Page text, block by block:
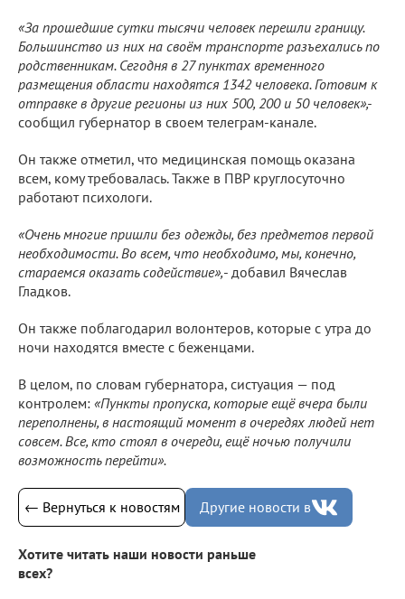
«За прошедшие сутки тысячи человек перешли границу.
Большинство из них на своём транспорте разъехались по
родственникам. Сегодня в 27 пунктах временного
размещения области находятся 1342 человека. Готовим к
отправке в другие регионы из них 500, 200 и 50 человек»,-
сообщил губернатор в своем телеграм-канале.
Он также отметил, что медицинская помощь оказана
всем, кому требовалась. Также в ПВР круглосуточно
работают психологи.
«Очень многие пришли без одежды, без предметов первой
необходимости. Во всем, что необходимо, мы, конечно,
стараемся оказать содействие»,- добавил Вячеслав
Гладков.
Он также поблагодарил волонтеров, которые с утра до
ночи находятся вместе с беженцами.
В целом, по словам губернатора, систуация — под
контролем: «Пункты пропуска, которые ещё вчера были
переполнены, в настоящий момент в очередях людей нет
совсем. Все, кто стоял в очереди, ещё ночью получили
возможность перейти».
← Вернуться к новостям Другие новости в
Хотите читать наши новости раньше
всех?